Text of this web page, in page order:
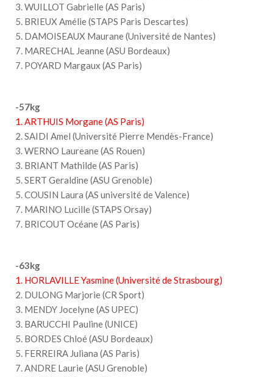
3. WUILLOT Gabrielle (AS Paris)
5. BRIEUX Amélie (STAPS Paris Descartes)
5. DAMOISEAUX Maurane (Université de Nantes)
7. MARECHAL Jeanne (ASU Bordeaux)
7. POYARD Margaux (AS Paris)
-57kg
1. ARTHUIS Morgane (AS Paris)
2. SAIDI Amel (Université Pierre Mendès-France)
3. WERNO Laureane (AS Rouen)
3. BRIANT Mathilde (AS Paris)
5. SERT Geraldine (ASU Grenoble)
5. COUSIN Laura (AS université de Valence)
7. MARINO Lucille (STAPS Orsay)
7. BRICOUT Océane (AS Paris)
-63kg
1. HORLAVILLE Yasmine (Université de Strasbourg)
2. DULONG Marjorie (CR Sport)
3. MENDY Jocelyne (AS UPEC)
3. BARUCCHI Pauline (UNICE)
5. BORDES Chloé (ASU Bordeaux)
5. FERREIRA Juliana (AS Paris)
7. ANDRE Laurie (ASU Grenoble)